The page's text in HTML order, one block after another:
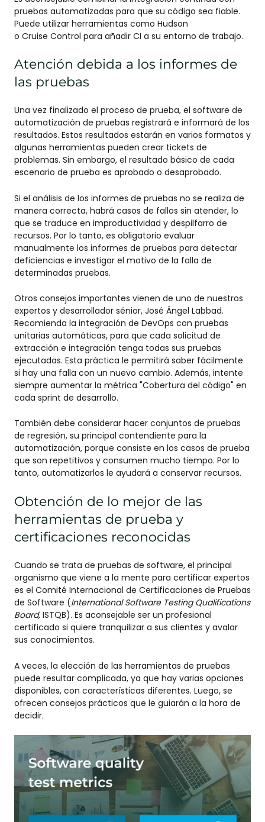
pruebas automatizadas para que su código sea fiable.
Puede utilizar herramientas como Hudson
o Cruise Control para añadir CI a su entorno de trabajo.
Atención debida a los informes de
las pruebas
Una vez finalizado el proceso de prueba, el software de
automatización de pruebas registrará e informará de los
resultados. Estos resultados estarán en varios formatos y
algunas herramientas pueden crear tickets de
problemas. Sin embargo, el resultado básico de cada
escenario de prueba es aprobado o desaprobado.
Si el análisis de los informes de pruebas no se realiza de
manera correcta, habrá casos de fallos sin atender, lo
que se traduce en improductividad y despilfarro de
recursos. Por lo tanto, es obligatorio evaluar
manualmente los informes de pruebas para detectar
deficiencias e investigar el motivo de la falla de
determinadas pruebas.
Otros consejos importantes vienen de uno de nuestros
expertos y desarrollador sénior, José Ángel Labbad.
Recomienda la integración de DevOps con pruebas
unitarias automáticas, para que cada solicitud de
extracción e integración tenga todas sus pruebas
ejecutadas. Esta práctica le permitirá saber fácilmente
si hay una falla con un nuevo cambio. Además, intente
siempre aumentar la métrica "Cobertura del código" en
cada sprint de desarrollo.
También debe considerar hacer conjuntos de pruebas
de regresión, su principal contendiente para la
automatización, porque consiste en los casos de prueba
que son repetitivos y consumen mucho tiempo. Por lo
tanto, automatizarlos le ayudará a conservar recursos.
Obtención de lo mejor de las
herramientas de prueba y
certificaciones reconocidas
Cuando se trata de pruebas de software, el principal
organismo que viene a la mente para certificar expertos
es el Comité Internacional de Certificaciones de Pruebas
de Software (International Software Testing Qualifications
Board, ISTQB). Es aconsejable ser un profesional
certificado si quiere tranquilizar a sus clientes y avalar
sus conocimientos.
A veces, la elección de las herramientas de pruebas
puede resultar complicada, ya que hay varias opciones
disponibles, con características diferentes. Luego, se
ofrecen consejos prácticos que le guiarán a la hora de
decidir.